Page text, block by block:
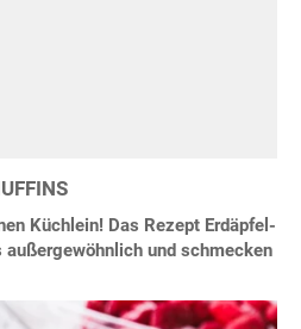
Küchlein! Das Rezept Erdäpfel-
und schmecken